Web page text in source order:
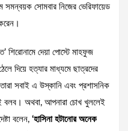
সোমবার নিজের ভেরিফায়েড
দেয়া পোস্টে মাহফুজ
দিয়ে হত্যার মাধ্যমে ছাত্রদের
তারা সবাই এ উস্কানি এবং প্রশাসনিক
বলব। অথবা, আপনারা চোখ খুললেই
বলেন, ‘হাসিনা হটানোর অনেক